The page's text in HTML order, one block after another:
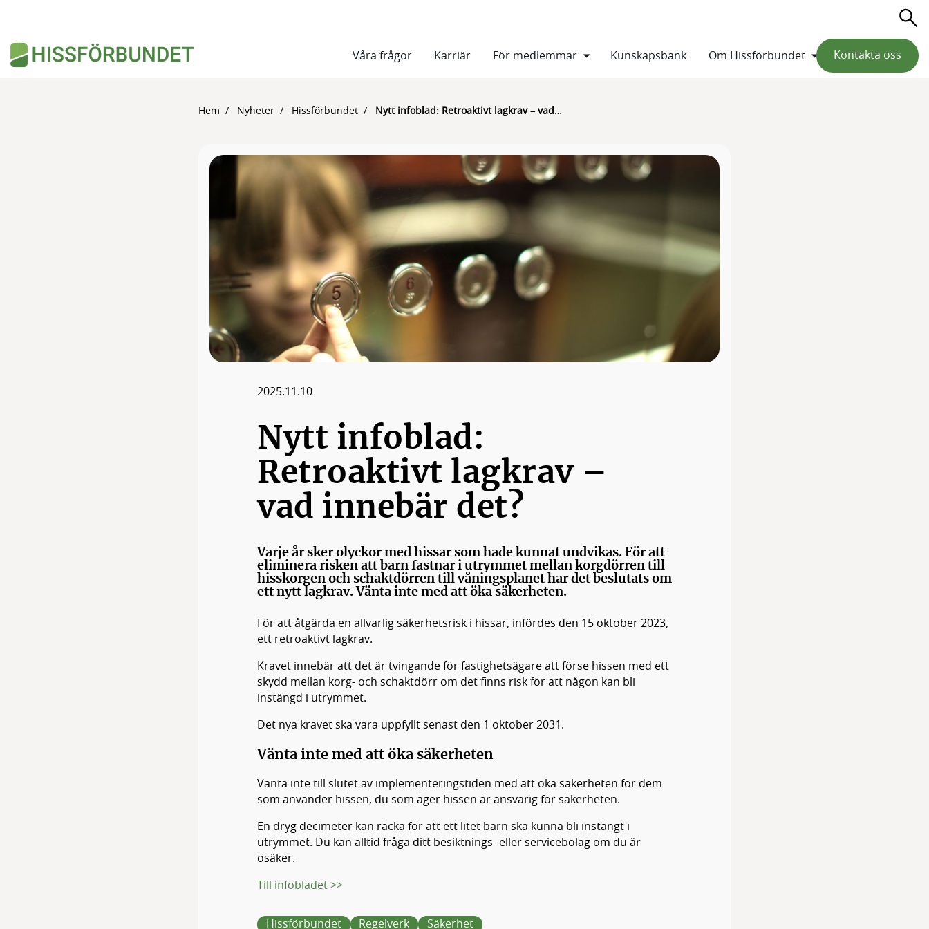
Våra frågor Karriär För medlemmar Kunskapsbank Om Hissförbundet Kontakta oss
Hem Nyheter Hissförbundet Nytt infoblad: Retroaktivt lagkrav – vad innebär det?
2025.11.10
Nytt infoblad:
Retroaktivt lagkrav –
vad innebär det?
Varje år sker olyckor med hissar som hade kunnat undvikas. För att
eliminera risken att barn fastnar i utrymmet mellan korgdörren till
hisskorgen och schaktdörren till våningsplanet har det beslutats om
ett nytt lagkrav. Vänta inte med att öka säkerheten.
För att åtgärda en allvarlig säkerhetsrisk i hissar, infördes den 15 oktober 2023,
ett retroaktivt lagkrav.
Kravet innebär att det är tvingande för fastighetsägare att förse hissen med ett
skydd mellan korg- och schaktdörr om det finns risk för att någon kan bli
instängd i utrymmet.
Det nya kravet ska vara uppfyllt senast den 1 oktober 2031.
Vänta inte med att öka säkerheten
Vänta inte till slutet av implementeringstiden med att öka säkerheten för dem
som använder hissen, du som äger hissen är ansvarig för säkerheten.
En dryg decimeter kan räcka för att ett litet barn ska kunna bli instängt i
utrymmet. Du kan alltid fråga ditt besiktnings- eller servicebolag om du är
osäker.
Till infobladet >>
Hissförbundet Regelverk Säkerhet